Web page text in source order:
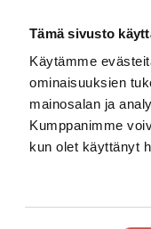
Tämä sivusto
Käytämme
ominaisuuksien
mainosalan ja
Kumppanimme
kun olet käyttänyt